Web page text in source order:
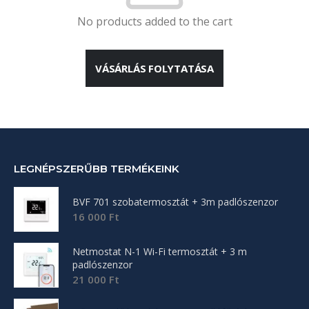
No products added to the cart
VÁSÁRLÁS FOLYTATÁSA
LEGNÉPSZERŰBB TERMÉKEINK
BVF 701 szobatermosztát + 3m padlószenzor
16 000 Ft
Netmostat N-1 Wi-Fi termosztát + 3 m
padlószenzor
21 000 Ft